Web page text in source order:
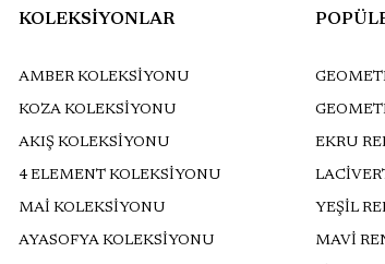
KOLEKSİYONLAR
AMBER KOLEKSİYONU
KOZA KOLEKSİYONU
AKIŞ KOLEKSİYONU
4 ELEMENT KOLEKSİYONU
MAİ KOLEKSİYONU
AYASOFYA KOLEKSİYONU
EKRU
YEŞİL
MAVİ